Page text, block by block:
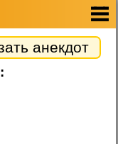
анекдот